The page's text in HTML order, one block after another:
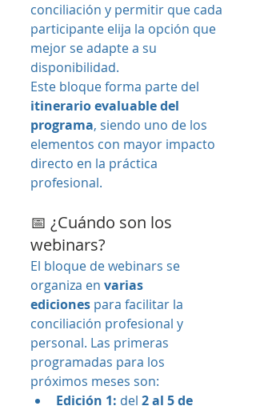
conciliación y permitir que cada
participante elija la opción que
mejor se adapte a su
disponibilidad.
Este bloque forma parte del
itinerario evaluable del
programa, siendo uno de los
elementos con mayor impacto
directo en la práctica
profesional.
📅 ¿Cuándo son los
webinars?
El bloque de webinars se
organiza en varias
ediciones para facilitar la
conciliación profesional y
personal. Las primeras
programadas para los
próximos meses son:
Edición 1: del 2 al 5 de